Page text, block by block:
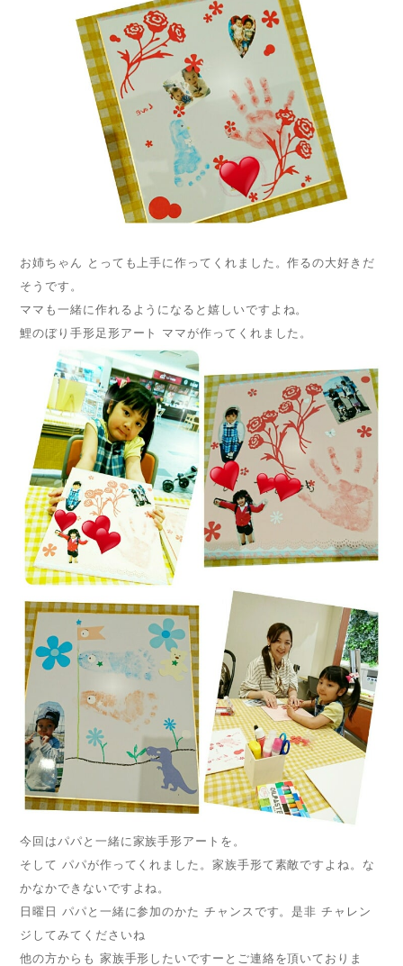
お姉ちゃん とっても上手に作ってくれました。作るの大好きだ
そうです。
ママも一緒に作れるようになると嬉しいですよね。
鯉のぼり手形足形アート ママが作ってくれました。
今回はパパと一緒に家族手形アートを。
そして パパが作ってくれました。家族手形て素敵ですよね。な
かなかできないですよね。
日曜日 パパと一緒に参加のかた チャンスです。是非 チャレン
ジしてみてくださいね
他の方からも 家族手形したいですーとご連絡を頂いておりま